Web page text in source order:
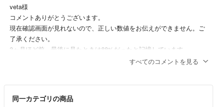
veta様
コメントありがとうございます。
現在確認画面が見れないので、正しい数値をお伝えができません。ご
了承ください。
3ヶ月ほど前、最後に見たときは88%だったと記憶しています。
すべてのコメントを見る
同一カテゴリの商品